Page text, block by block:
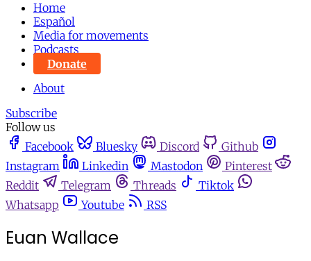
Home
Español
Media for movements
Podcasts
Donate
About
Subscribe
Follow us
Facebook
Bluesky Discord
Github
Instagram
Linkedin Mastodon
Pinterest
Reddit
Telegram Threads
Tiktok
Whatsapp
Youtube RSS
Euan Wallace